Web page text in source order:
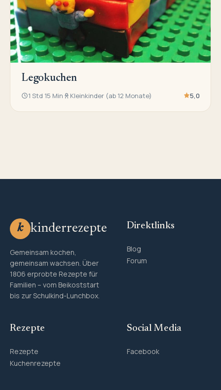
Legokuchen
1 Std 15 Min Kleinkinder (ab 12 Monate) 5,0
k kinderrezepte
Gemeinsam kochen,
gemeinsam wachsen. Über
1806 erprobte Rezepte für
Familien – vom Beikoststart
bis zur Schulkind-Lunchbox.
Direktlinks
Blog
Forum
Rezepte
Rezepte
Kuchenrezepte
Social Media
Facebook